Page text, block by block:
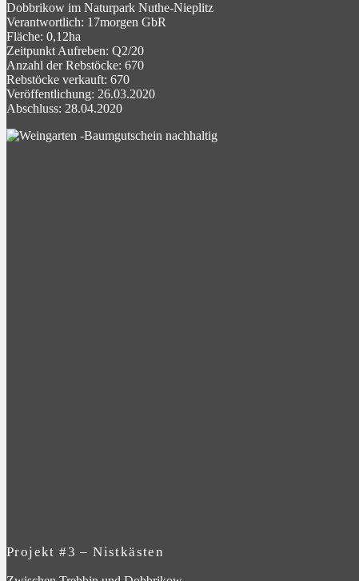
Dobbrikow im Naturpark Nuthe-Nieplitz
Verantwortlich: 17morgen GbR
Fläche: 0,12ha
Zeitpunkt Aufreben: Q2/20
Anzahl der Rebstöcke: 670
Rebstöcke verkauft: 670
Veröffentlichung: 26.03.2020
Abschluss: 28.04.2020
Projekt #3 – Nistkästen